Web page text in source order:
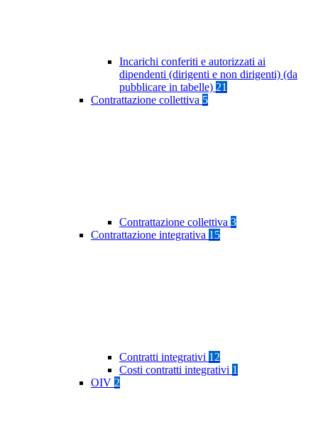
Incarichi conferiti e autorizzati ai
dipendenti (dirigenti e non dirigenti) (da
pubblicare in tabelle) 21
Contrattazione collettiva 5
Contrattazione collettiva 3
Contrattazione integrativa 15
Contratti integrativi 12
Costi contratti integrativi 1
OIV 2